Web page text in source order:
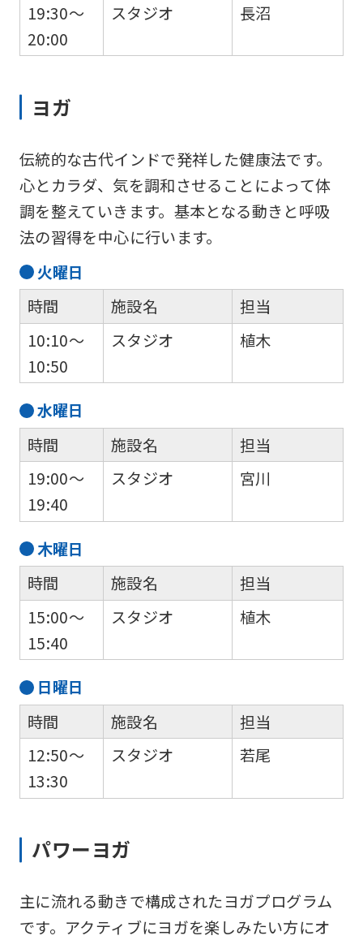
19:30～
20:00
スタジオ
長沼
ヨガ
伝統的な古代インドで発祥した健康法です。
心とカラダ、気を調和させることによって体
調を整えていきます。基本となる動きと呼吸
法の習得を中心に行います。
火曜日
時間
10:10～
10:50
施設名
スタジオ
担当
植木
水曜日
時間
19:00～
19:40
施設名
スタジオ
担当
宮川
木曜日
時間
15:00～
15:40
施設名
スタジオ
担当
植木
日曜日
時間
12:50～
13:30
施設名
スタジオ
担当
若尾
パワーヨガ
主に流れる動きで構成されたヨガプログラム
です。アクティブにヨガを楽しみたい方にオ
Automatic